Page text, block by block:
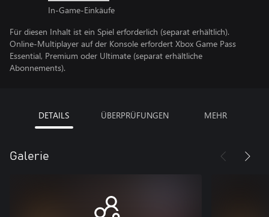
In-Game-Einkäufe
Für diesen Inhalt ist ein Spiel erforderlich (separat erhältlich).
Online-Multiplayer auf der Konsole erfordert Xbox Game Pass
Essential, Premium oder Ultimate (separat erhältliche
Abonnements).
DETAILS ÜBERPRÜFUNGEN MEHR
Galerie